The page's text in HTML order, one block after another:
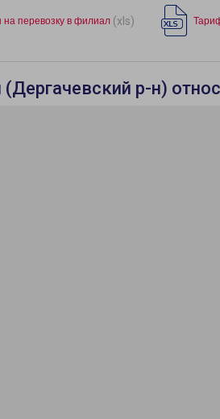
перевозку в филиал (xls)
(Дергачевский р-н)